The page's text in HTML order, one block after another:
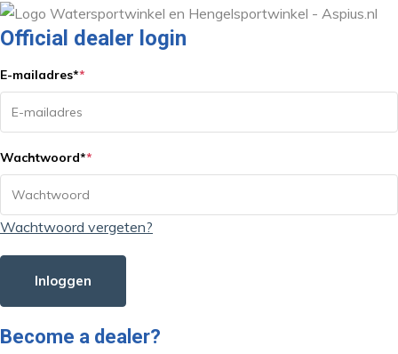
Official dealer login
E-mailadres**
Wachtwoord**
Wachtwoord vergeten?
Inloggen
Become a dealer?